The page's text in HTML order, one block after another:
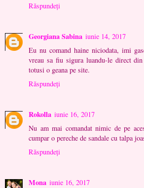
Răspundeți
Georgiana Sabina iunie 14, 2017
Eu nu comand haine niciodata, imi
vreau sa fiu sigura luandu-le direct
totusi o geana pe site.
Răspundeți
Rokolla iunie 16, 2017
Nu am mai comandat nimic de pe
cumpar o pereche de sandale cu talpa
Răspundeți
Mona iunie 16, 2017